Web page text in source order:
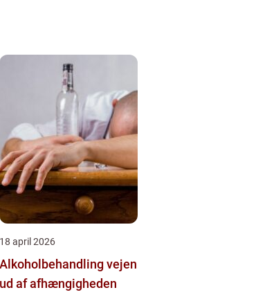
18 april 2026
Alkoholbehandling vejen
ud af afhængigheden